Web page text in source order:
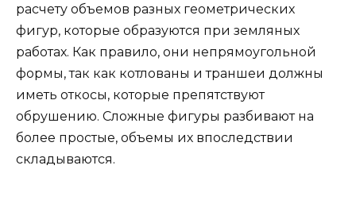
расчету объемов разных геометрических
фигур, которые образуются при земляных
работах. Как правило, они непрямоугольной
формы, так как котлованы и траншеи должны
иметь откосы, которые препятствуют
обрушению. Сложные фигуры разбивают на
более простые, объемы их впоследствии
складываются.